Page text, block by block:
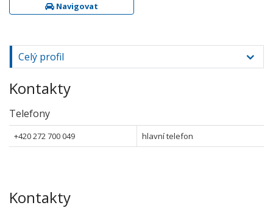
Navigovat
Celý profil
Kontakty
Telefony
+420 272 700 049 hlavní telefon
Kontakty